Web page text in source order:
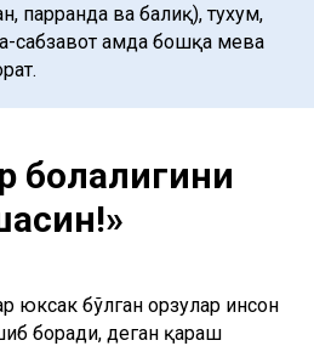
парранда ва балиқ), тухум,
сабзавот ҳамда бошқа мева
болалигини
юксак бўлган орзулар инсон
боради, деган қараш